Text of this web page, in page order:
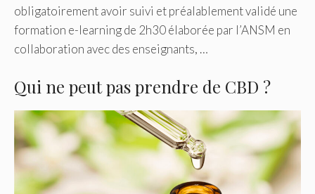
obligatoirement avoir suivi et préalablement validé une
formation e-learning de 2h30 élaborée par l’ANSM en
collaboration avec des enseignants, …
Qui ne peut pas prendre de CBD ?